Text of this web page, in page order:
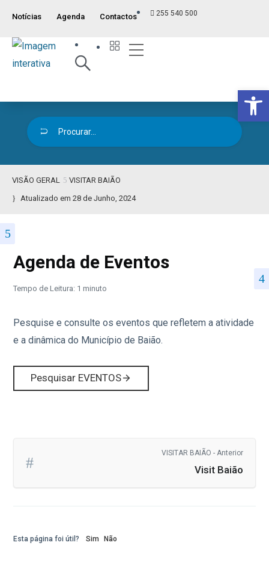
Notícias Agenda Contactos 255 540 500
VISÃO GERAL
VISITAR BAIÃO
Atualizado em 28 de Junho, 2024
Agenda de Eventos
Tempo de Leitura: 1 minuto
Pesquise e consulte os eventos que refletem a atividade
e a dinâmica do Município de Baião.
Pesquisar EVENTOS
VISITAR BAIÃO - Anterior
Visit Baião
Esta página foi útil? Sim Não